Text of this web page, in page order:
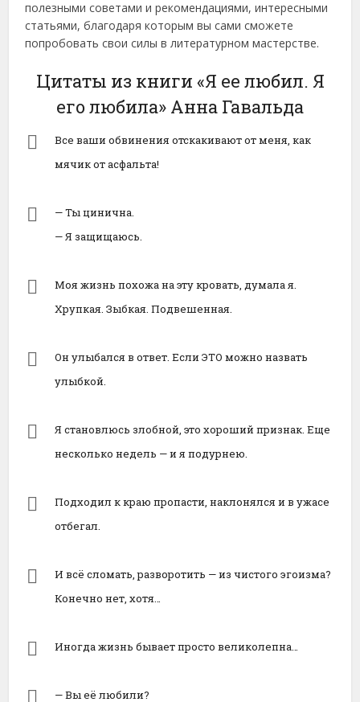
полезными советами и рекомендациями, интересными
статьями, благодаря которым вы сами сможете
попробовать свои силы в литературном мастерстве.
Цитаты из книги «Я ее любил. Я
его любила» Анна Гавальда
Все ваши обвинения отскакивают от меня, как
мячик от асфальта!
— Ты цинична.
— Я защищаюсь.
Моя жизнь похожа на эту кровать, думала я.
Хрупкая. Зыбкая. Подвешенная.
Он улыбался в ответ. Если ЭТО можно назвать
улыбкой.
Я становлюсь злобной, это хороший признак. Еще
несколько недель — и я подурнею.
Подходил к краю пропасти, наклонялся и в ужасе
отбегал.
И всё сломать, разворотить — из чистого эгоизма?
Конечно нет, хотя…
Иногда жизнь бывает просто великолепна…
— Вы её любили?